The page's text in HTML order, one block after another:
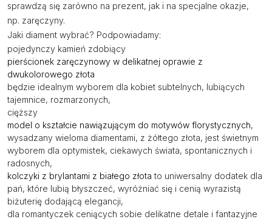
sprawdzą się zarówno na prezent, jak i na specjalne okazje,
np. zaręczyny.
Jaki diament wybrać? Podpowiadamy:
pojedynczy kamień zdobiący
pierścionek zaręczynowy w delikatnej oprawie z
dwukolorowego złota
będzie idealnym wyborem dla kobiet subtelnych, lubiących
tajemnice, rozmarzonych,
cięższy
model o kształcie nawiązującym do motywów florystycznych,
wysadzany wieloma diamentami, z żółtego złota, jest świetnym
wyborem dla optymistek, ciekawych świata, spontanicznych i
radosnych,
kolczyki z brylantami z białego złota to uniwersalny dodatek dla
pań, które lubią błyszczeć, wyróżniać się i cenią wyrazistą
biżuterię dodającą elegancji,
dla romantyczek ceniących sobie delikatne detale i fantazyjne